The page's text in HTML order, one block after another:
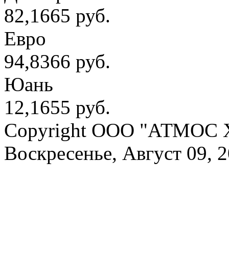
82,1665 руб.
Евро
94,8366 руб.
Юань
12,1655 руб.
Copyright OOO "АТМОС
Воскресенье, Август 09,